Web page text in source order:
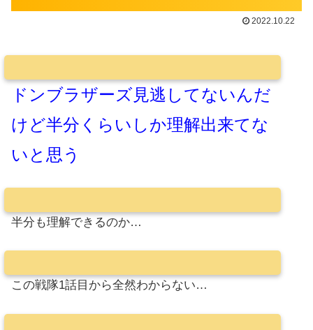
2022.10.22
ドンブラザーズ見逃してないんだ
けど半分くらいしか理解出来てな
いと思う
半分も理解できるのか…
この戦隊1話目から全然わからない…